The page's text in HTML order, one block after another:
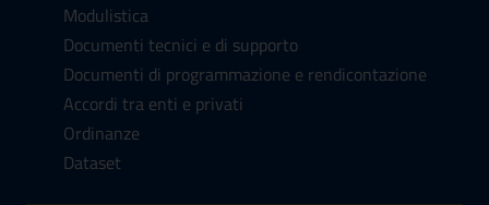
Modulistica
Documenti tecnici e di supporto
Documenti di programmazione e rendicontazione
Accordi tra enti e privati
Ordinanze
Dataset